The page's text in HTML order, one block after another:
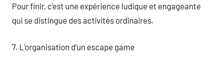
Pour finir, c’est une expérience ludique et engageante
qui se distingue des activités ordinaires.
7. L’organisation d’un escape game